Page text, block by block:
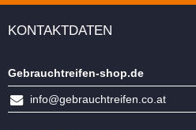
KONTAKTDATEN
Gebrauchtreifen-shop.de
info@gebrauchtreifen.co.at